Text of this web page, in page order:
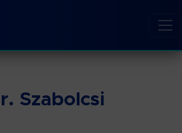
Szabolcsi